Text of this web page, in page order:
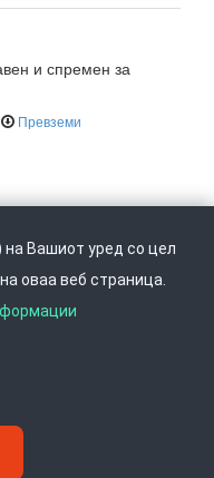
и спремен за
Превземи
Следете не на
виот кат, 1000 Скопје,
149 |
Вашиот уред со цел
оваа веб страница.